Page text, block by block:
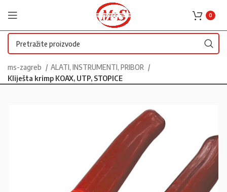
0
ms-zagreb
ALATI, INSTRUMENTI, PRIBOR
Kliješta krimp KOAX, UTP, STOPICE